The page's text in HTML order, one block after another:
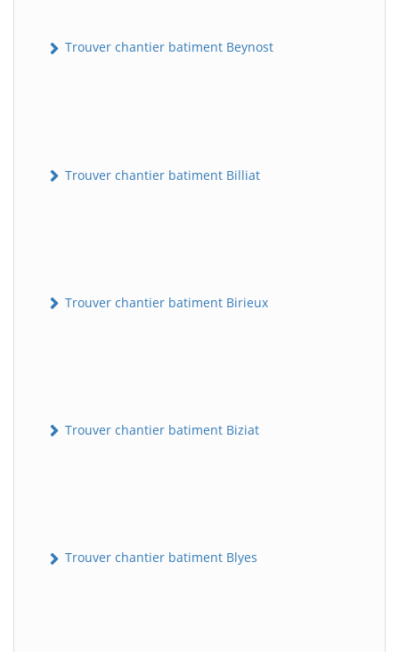
Trouver chantier batiment Beynost
Trouver chantier batiment Billiat
Trouver chantier batiment Birieux
Trouver chantier batiment Biziat
Trouver chantier batiment Blyes